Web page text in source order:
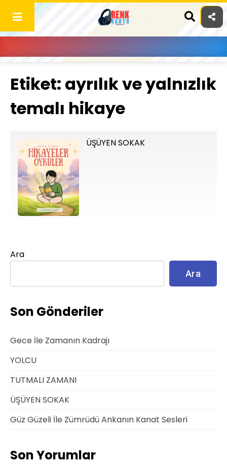
content
Etiket: ayrılık ve yalnızlık
temalı hikaye
ÜŞÜYEN SOKAK
Ara
Ara
Son Gönderiler
Gece İle Zamanın Kadrajı
YOLCU
TUTMALI ZAMANI
ÜŞÜYEN SOKAK
Güz Güzeli İle Zümrüdü Ankanın Kanat Sesleri
Son Yorumlar